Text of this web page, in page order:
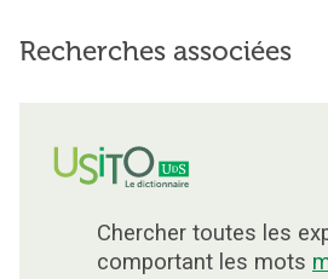
Recherches associées
Chercher toutes les
comportant les mots